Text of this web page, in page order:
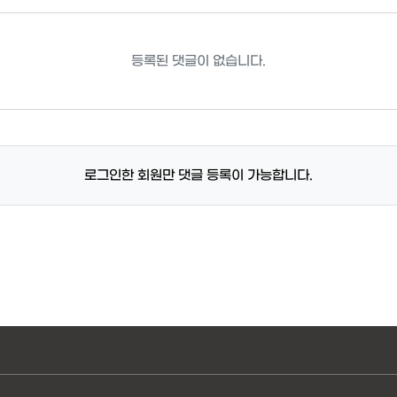
등록된 댓글이 없습니다.
로그인한 회원만 댓글 등록이 가능합니다.